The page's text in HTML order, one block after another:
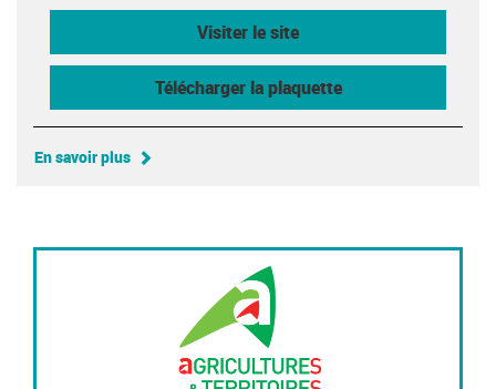
Visiter le site
Télécharger la plaquette
En savoir plus